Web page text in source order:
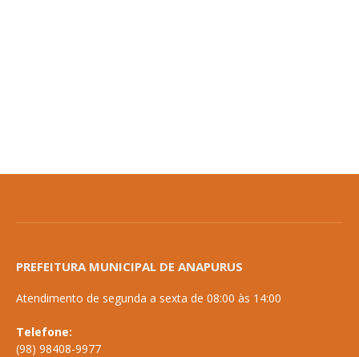
PREFEITURA MUNICIPAL DE ANAPURUS
Atendimento de segunda a sexta de 08:00 às 14:00
Telefone:
(98) 98408-9977